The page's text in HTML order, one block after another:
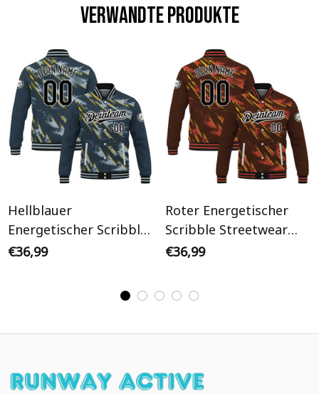
Verwandte Produkte
Hellblauer
Energetischer Scribble
Streetwear Cyberpunk
€36,99
Roter Energetischer
Scribble Streetwear
Cyberpunk
College Jacke
€36,99